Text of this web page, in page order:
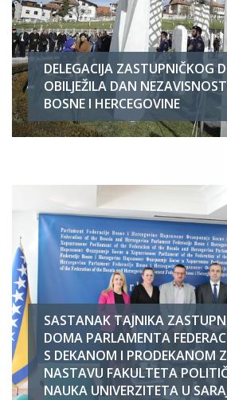
DELEGACIJA ZASTUPNIČKOG
OBILJEŽILA DAN
BOSNE I HERCEGOVINE
SASTANAK TAJNIKA
DOMA PARLAMENTA
S DEKANOM I PRODEKANOM
NASTAVU FAKULTETA
NAUKA UNIVERZITETA U